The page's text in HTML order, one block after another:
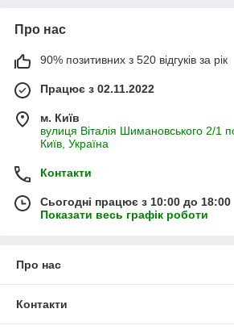
Про нас
90% позитивних з 520 відгуків за рік
Працює з 02.11.2022
м. Київ
вулиця Віталія Шимановського 2/1
Київ, Україна
Контакти
Сьогодні працює з 10:00 до 18:00
Показати весь графік роботи
Про нас
Контакти